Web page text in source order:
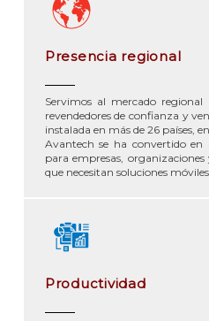
Presencia regional
Servimos al mercado
revendedores de confianza y
instalada en más de 26 países,
Avantech se ha convertido en
para empresas,
que necesitan soluciones
Productividad